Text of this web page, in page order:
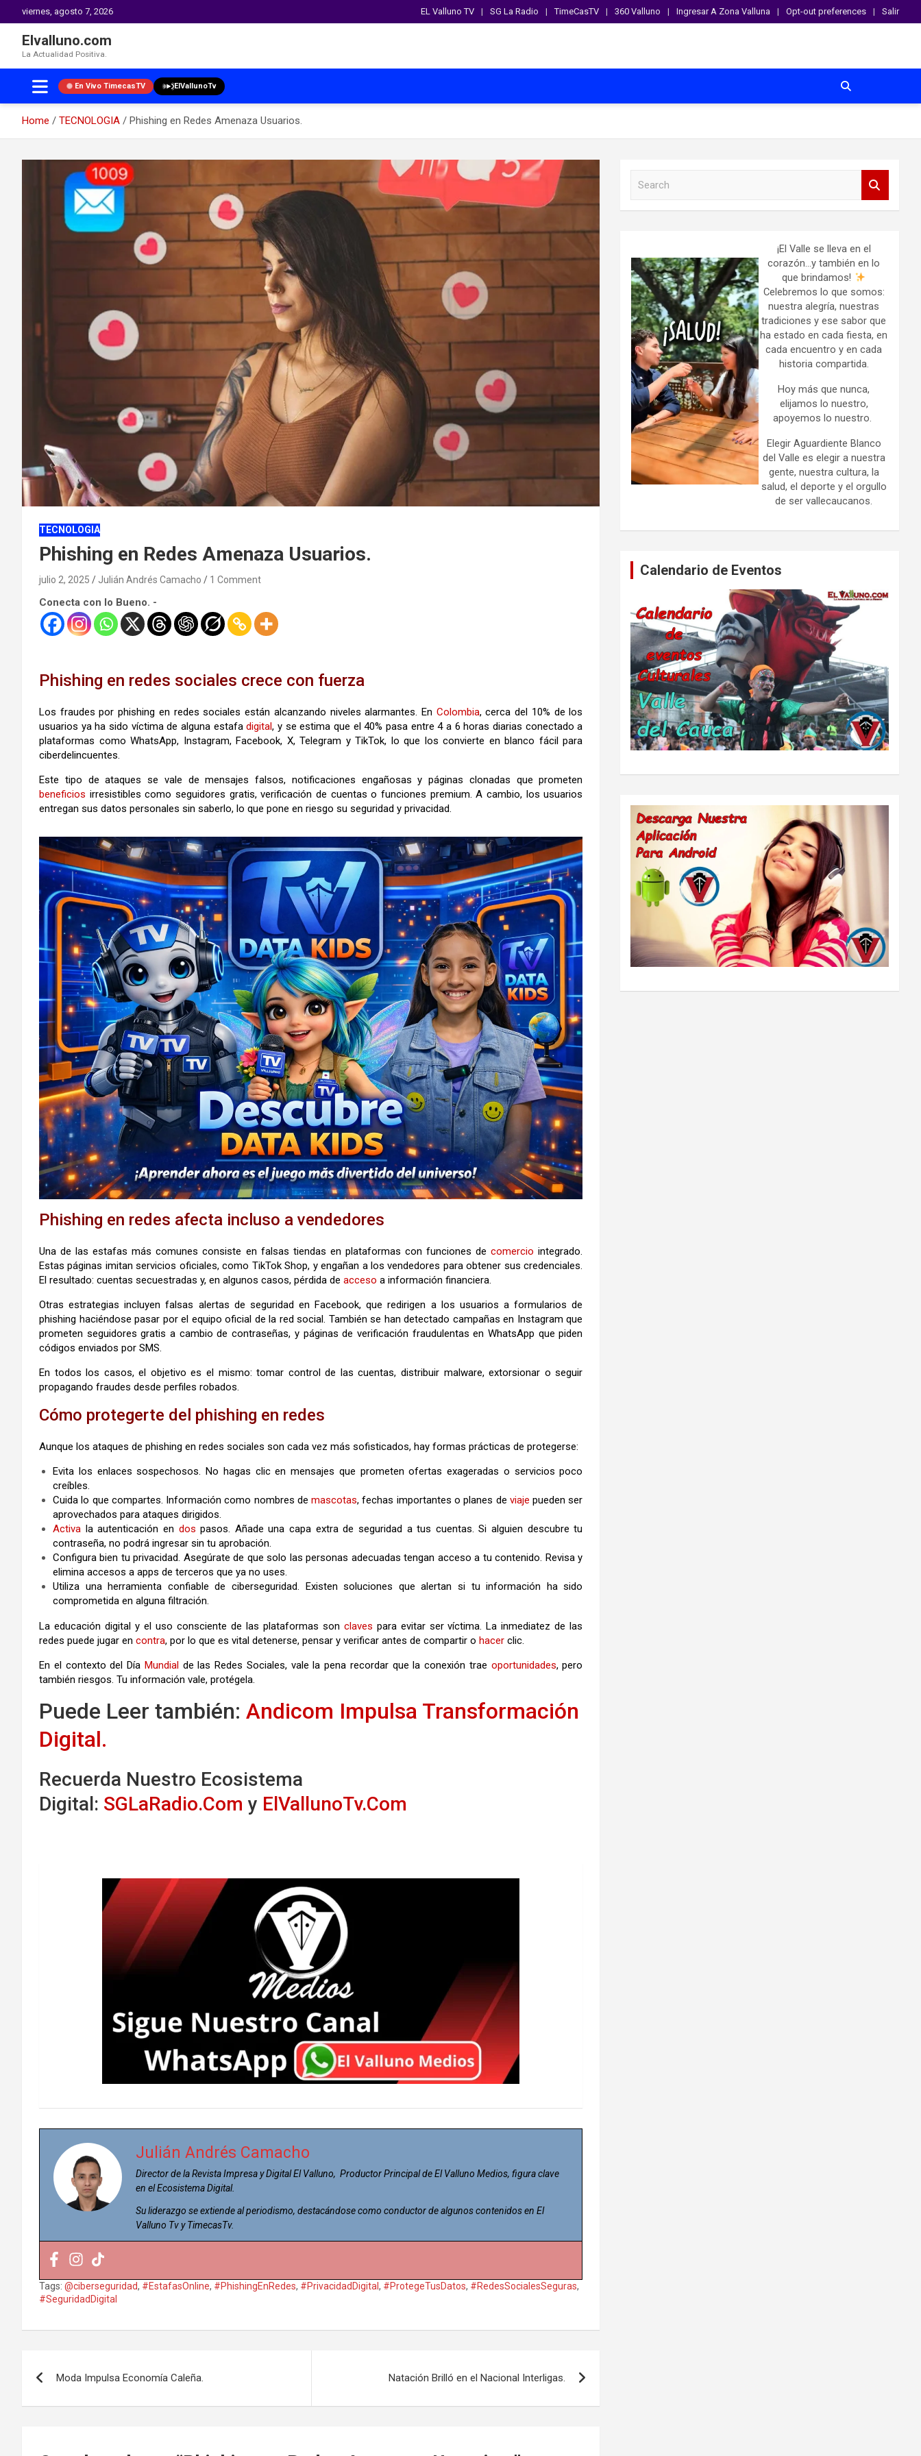
viernes, agosto 7, 2026 EL Valluno TV SG La Radio TimeCasTV 360 Valluno Ingresar A Zona Valluna Opt-out preferences Salir
Elvalluno.com
La Actualidad Positiva.
En Vivo TimecasTV ElVallunoTv
Home TECNOLOGIA
Phishing en Redes Amenaza Usuarios.
TECNOLOGIA
Phishing en Redes Amenaza Usuarios.
julio 2, 2025 Julián Andrés Camacho 1 Comment
Conecta con lo Bueno. -
Phishing en redes sociales crece con fuerza
Los fraudes por phishing en redes sociales están alcanzando niveles alarmantes. En Colombia, cerca del 10% de los
usuarios ya ha sido víctima de alguna estafadigital, y se estima que el 40% pasa entre 4 a 6 horas diarias conectado a
plataformas como WhatsApp, Instagram, Facebook, X, Telegram y TikTok, lo que los convierte en blanco fácil para
ciberdelincuentes.
Este tipo de ataques se vale de mensajes falsos, notificaciones engañosas y páginas clonadas que prometen
beneficios irresistibles como seguidores gratis, verificación de cuentas o funciones premium. A cambio, los usuarios
entregan sus datos personales sin saberlo, lo que pone en riesgo su seguridad y privacidad.
Phishing en redes afecta incluso a vendedores
Una de las estafas más comunes consiste en falsas tiendas en plataformas con funciones decomercio integrado.
Estas páginas imitan servicios oficiales, como TikTok Shop, y engañan a los vendedores para obtener sus credenciales.
El resultado: cuentas secuestradas y, en algunos casos, pérdida de acceso a información financiera.
Otras estrategias incluyen falsas alertas de seguridad en Facebook, que redirigen a los usuarios a formularios de
phishing haciéndose pasar por el equipo oficial de la red social. También se han detectado campañas en Instagram que
prometen seguidores gratis a cambio de contraseñas, y páginas de verificación fraudulentas en WhatsApp que piden
códigos enviados por SMS.
En todos los casos, el objetivo es el mismo: tomar control de las cuentas, distribuir malware, extorsionar o seguir
propagando fraudes desde perfiles robados.
Cómo protegerte del phishing en redes
Aunque los ataques de phishing en redes sociales son cada vez más sofisticados, hay formas prácticas de protegerse:
Evita los enlaces sospechosos. No hagas clic en mensajes que prometen ofertas exageradas o servicios poco
creíbles.
Cuida lo que compartes. Información como nombres demascotas, fechas importantes o planes de viaje pueden ser
aprovechados para ataques dirigidos.
Activa la autenticación en dos pasos. Añade una capa extra de seguridad a tus cuentas. Si alguien descubre tu
contraseña, no podrá ingresar sin tu aprobación.
Configura bien tu privacidad. Asegúrate de que solo las personas adecuadas tengan acceso a tu contenido. Revisa y
elimina accesos a apps de terceros que ya no uses.
Utiliza una herramienta confiable de ciberseguridad. Existen soluciones que alertan si tu información ha sido
comprometida en alguna filtración.
La educación digital y el uso consciente de las plataformas son claves para evitar ser víctima. La inmediatez de las
redes puede jugar en contra, por lo que es vital detenerse, pensar y verificar antes de compartir o hacer clic.
En el contexto del Día Mundialde las Redes Sociales, vale la pena recordar que la conexión trae oportunidades, pero
también riesgos. Tu información vale, protégela.
Puede Leer también: Andicom Impulsa Transformación
Digital.
Recuerda Nuestro Ecosistema
Digital: SGLaRadio.Com y ElVallunoTv.Com
Julián Andrés Camacho
Director de la Revista Impresa y Digital El Valluno, Productor Principal de El Valluno Medios, figura clave
en el Ecosistema Digital.
Su liderazgo se extiende al periodismo, destacándose como conductor de algunos contenidos en El
Valluno Tv y TimecasTv.
Tags: @ciberseguridad, #EstafasOnline, #PhishingEnRedes, #PrivacidadDigital, #ProtegeTusDatos, #RedesSocialesSeguras,
#SeguridadDigital
Moda Impulsa Economía Caleña. Natación Brilló en el Nacional Interligas.
¡El Valle se lleva en el
corazón…y también en lo
que brindamos!
Celebremos lo que somos:
nuestra alegría, nuestras
tradiciones y ese sabor que
ha estado en cada fiesta, en
cada encuentro y en cada
historia compartida.
Hoy más que nunca,
elijamos lo nuestro,
apoyemos lo nuestro.
Elegir Aguardiente Blanco
del Valle es elegir a nuestra
gente, nuestra cultura, la
salud, el deporte y el orgullo
de ser vallecaucanos.
Calendario de Eventos